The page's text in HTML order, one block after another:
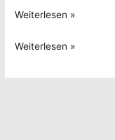
Gesundes
mit
Weiterlesen »
Gesundes
Weiterlesen »